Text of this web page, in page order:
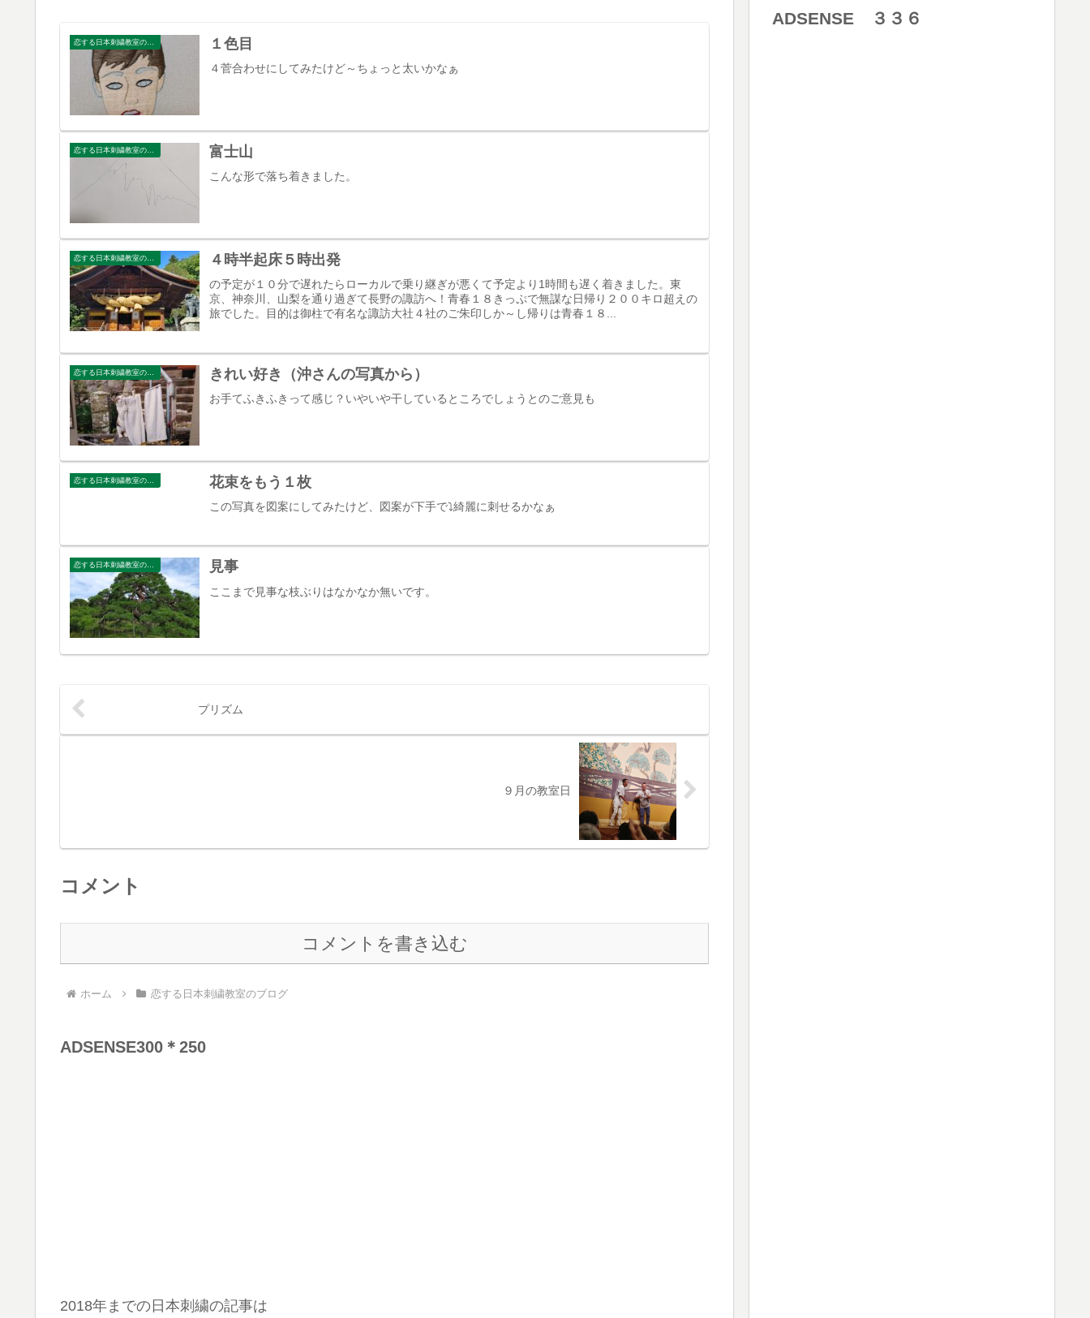
１色目
４菅合わせにしてみたけど～ちょっと太いかなぁ
恋する日本刺繍教室のブログ 富士山
こんな形で落ち着きました。
恋する日本刺繍教室のブログ ４時半起床５時出発
の予定が１０分で遅れたらローカルで乗り継ぎが悪くて予定より1時間も遅く着きました。東
京、神奈川、山梨を通り過ぎて長野の諏訪へ！青春１８きっぷで無謀な日帰り２００キロ超えの
旅でした。目的は御柱で有名な諏訪大社４社のご朱印しか～し帰りは青春１８...
きれい好き（沖さんの写真から）
お手てふきふきって感じ？いやいや干しているところでしょうとのご意見も
花束をもう１枚
この写真を図案にしてみたけど、図案が下手で⤵綺麗に刺せるかなぁ
恋する日本刺繍教室のブログ 見事
ここまで見事な枝ぶりはなかなか無いです。
プリズム
９月の教室日
コメント
コメントを書き込む
ホーム 恋する日本刺繍教室のブログ
ADSENSE300＊250
2018年までの日本刺繍の記事は
ADSENSE ３３６